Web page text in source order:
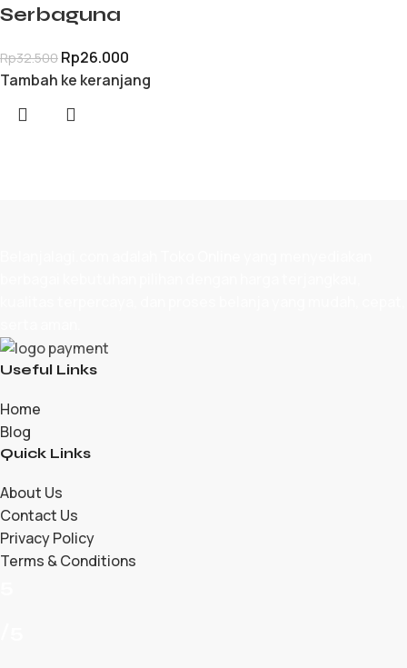
Serbaguna
Rp32.500 Rp26.000
Tambah ke keranjang
Useful Links
Home
Blog
Quick Links
About Us
Contact Us
Privacy Policy
Terms & Conditions